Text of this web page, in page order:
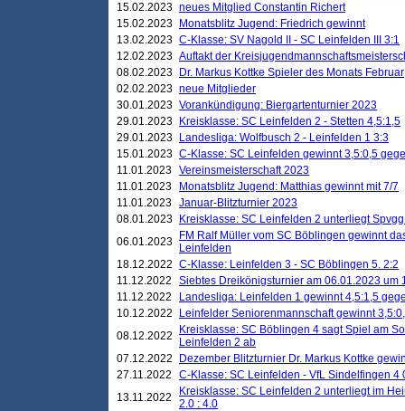
15.02.2023 neues Mitglied Constantin Richert
15.02.2023
Monatsblitz Jugend: Friedrich gewinnt
13.02.2023 C-Klasse: SV Nagold II - SC Leinfelden III 3:1
12.02.2023 Auftakt der
08.02.2023
Dr. Markus Kottke Spieler des Monats Februar
02.02.2023 neue Mitglieder
30.01.2023 Vorankündigung: Biergartenturnier 2023
29.01.2023
Kreisklasse: SC Leinfelden 2 - Stetten 4,5:1,5
29.01.2023
Landesliga: Wolfbusch 2 - Leinfelden 1 3:3
15.01.2023 C-Klasse: SC Leinfelden gewinnt 3,5:0,5
11.01.2023 Vereinsmeisterschaft 2023
11.01.2023
Monatsblitz Jugend: Matthias gewinnt mit 7/7
11.01.2023 Januar-Blitzturnier 2023
08.01.2023
Kreisklasse: SC Leinfelden 2 unterliegt
06.01.2023
FM Ralf Müller vom SC Böblingen gewinnt
Leinfelden
18.12.2022 C-Klasse: Leinfelden 3 - SC Böblingen 5. 2:2
11.12.2022
Siebtes Dreikönigsturnier am 06.01.2023 um
11.12.2022
Landesliga: Leinfelden 1 gewinnt 4,5:1,5
10.12.2022
Leinfelder Seniorenmannschaft gewinnt
08.12.2022
Kreisklasse: SC Böblingen 4 sagt Spiel am
Leinfelden 2 ab
07.12.2022
Dezember Blitzturnier Dr. Markus Kottke
27.11.2022
C-Klasse: SC Leinfelden - VfL Sindelfingen 4
13.11.2022
Kreisklasse: SC Leinfelden 2 unterliegt im
2.0 : 4.0